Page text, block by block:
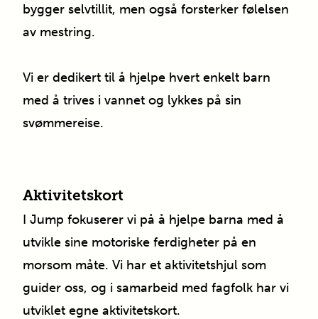
bygger selvtillit, men også forsterker følelsen
av mestring.
Vi er dedikert til å hjelpe hvert enkelt barn
med å trives i vannet og lykkes på sin
svømmereise.
Aktivitetskort
I Jump fokuserer vi på å hjelpe barna med å
utvikle sine motoriske ferdigheter på en
morsom måte. Vi har et aktivitetshjul som
guider oss, og i samarbeid med fagfolk har vi
utviklet egne aktivitetskort.